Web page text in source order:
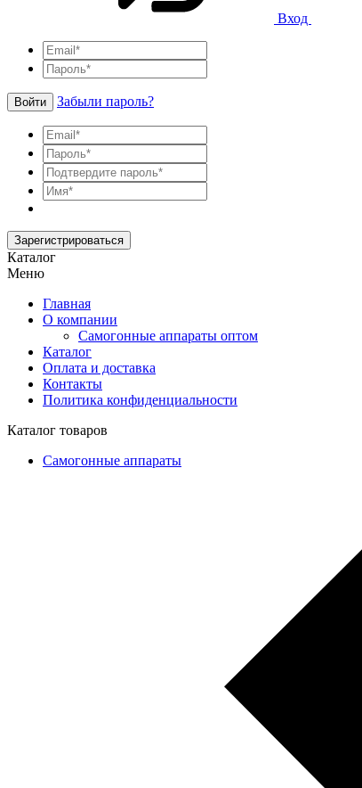
Вход
Войти Забыли пароль?
Зарегистрироваться
Каталог
Меню
Главная
О компании
Самогонные аппараты оптом
Каталог
Оплата и доставка
Контакты
Политика конфиденциальности
Каталог товаров
Самогонные аппараты